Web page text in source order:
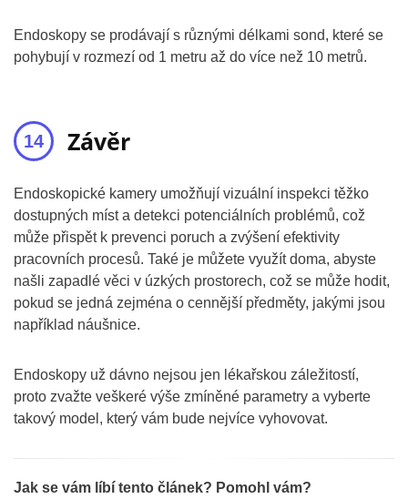
Endoskopy se prodávají s různými délkami sond, které se
pohybují v rozmezí od 1 metru až do více než 10 metrů.
Závěr
Endoskopické kamery umožňují vizuální inspekci těžko
dostupných míst a detekci potenciálních problémů, což
může přispět k prevenci poruch a zvýšení efektivity
pracovních procesů. Také je můžete využít doma, abyste
našli zapadlé věci v úzkých prostorech, což se může hodit,
pokud se jedná zejména o cennější předměty, jakými jsou
například náušnice.
Endoskopy už dávno nejsou jen lékařskou záležitostí,
proto zvažte veškeré výše zmíněné parametry a vyberte
takový model, který vám bude nejvíce vyhovovat.
Jak se vám líbí tento článek? Pomohl vám?